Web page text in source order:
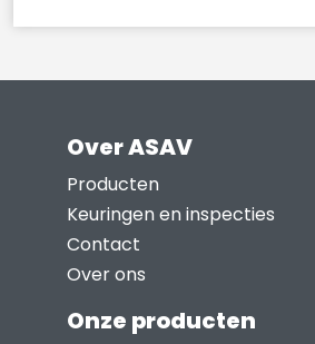
Over ASAV
Producten
Keuringen en inspecties
Contact
Over ons
Onze producten